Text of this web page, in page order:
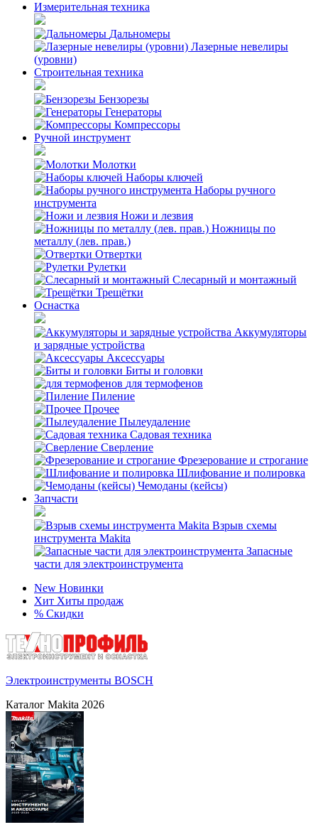
Измерительная техника
Дальномеры
Лазерные невелиры
(уровни)
Строительная техника
Бензорезы
Генераторы
Компрессоры
Ручной инструмент
Молотки
Наборы ключей
Наборы ручного
инструмента
Ножи и лезвия
Ножницы по
металлу (лев. прав.)
Отвертки
Рулетки
Слесарный и монтажный
Трещётки
Оснастка
Аккумуляторы
и зарядные устройства
Аксессуары
Биты и головки
для термофенов
Пиление
Прочее
Пылеудаление
Садовая техника
Сверление
Фрезерование и строгание
Шлифование и полировка
Чемоданы (кейсы)
Запчасти
Взрыв схемы
инструмента Makita
Запасные
части для электроинструмента
New Новинки
Хит Хиты продаж
% Скидки
Электроинструменты BOSCH
Каталог Makita 2026